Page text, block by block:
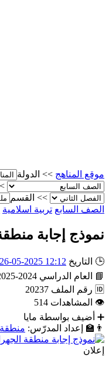
موقع المناهج >> الدولة
>>
القسم
الصف السابع تربية اسلامية
نموذج إجابة
🕒 التاريخ 12:12 2025-05-26
📘
العام الدراسي 2024-2025
🆔 رقم الملف 20237
👁
المشاهدات 514
➕
أضيف بواسطة مايا
👨‍🏫
إعداد المدرّس: منطقة
إعلان